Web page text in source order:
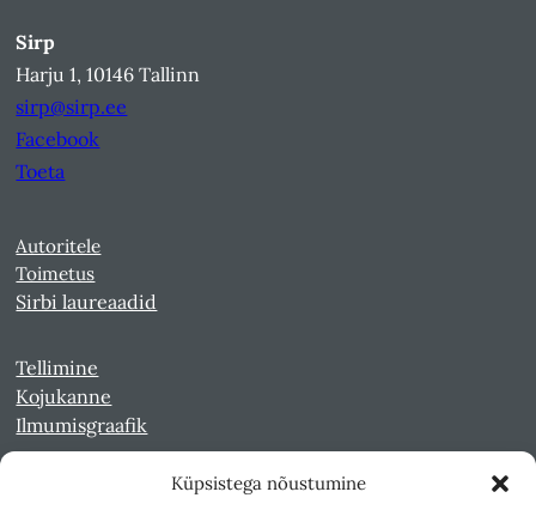
Küpsistega nõustumine
Sirp
Harju 1, 10146 Tallinn
sirp@sirp.ee
Facebook
Toeta
Autoritele
Toimetus
Sirbi laureaadid
Tellimine
Kojukanne
Ilmumisgraafik